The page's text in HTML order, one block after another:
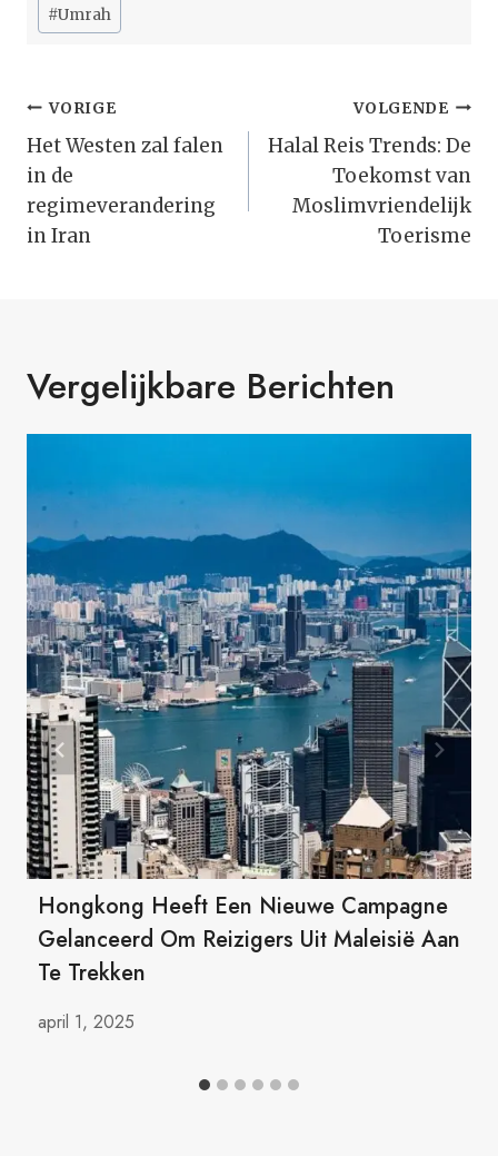
#Umrah
Bericht
Navigatie
VORIGE
Het Westen zal falen
in de
regimeverandering
in Iran
VOLGENDE
Halal Reis Trends: De
Toekomst van
Moslimvriendelijk
Toerisme
Vergelijkbare Berichten
Hongkong Heeft Een Nieuwe Campagne
Gelanceerd Om Reizigers Uit Maleisië Aan
Te Trekken
april 1, 2025